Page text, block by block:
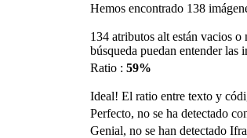
Hemos encontrado 138
134 atributos alt están vacios
búsqueda puedan entender las
Ratio : 59%
Ideal! El ratio entre texto y
Perfecto, no se ha detectado
Genial, no se han detectado